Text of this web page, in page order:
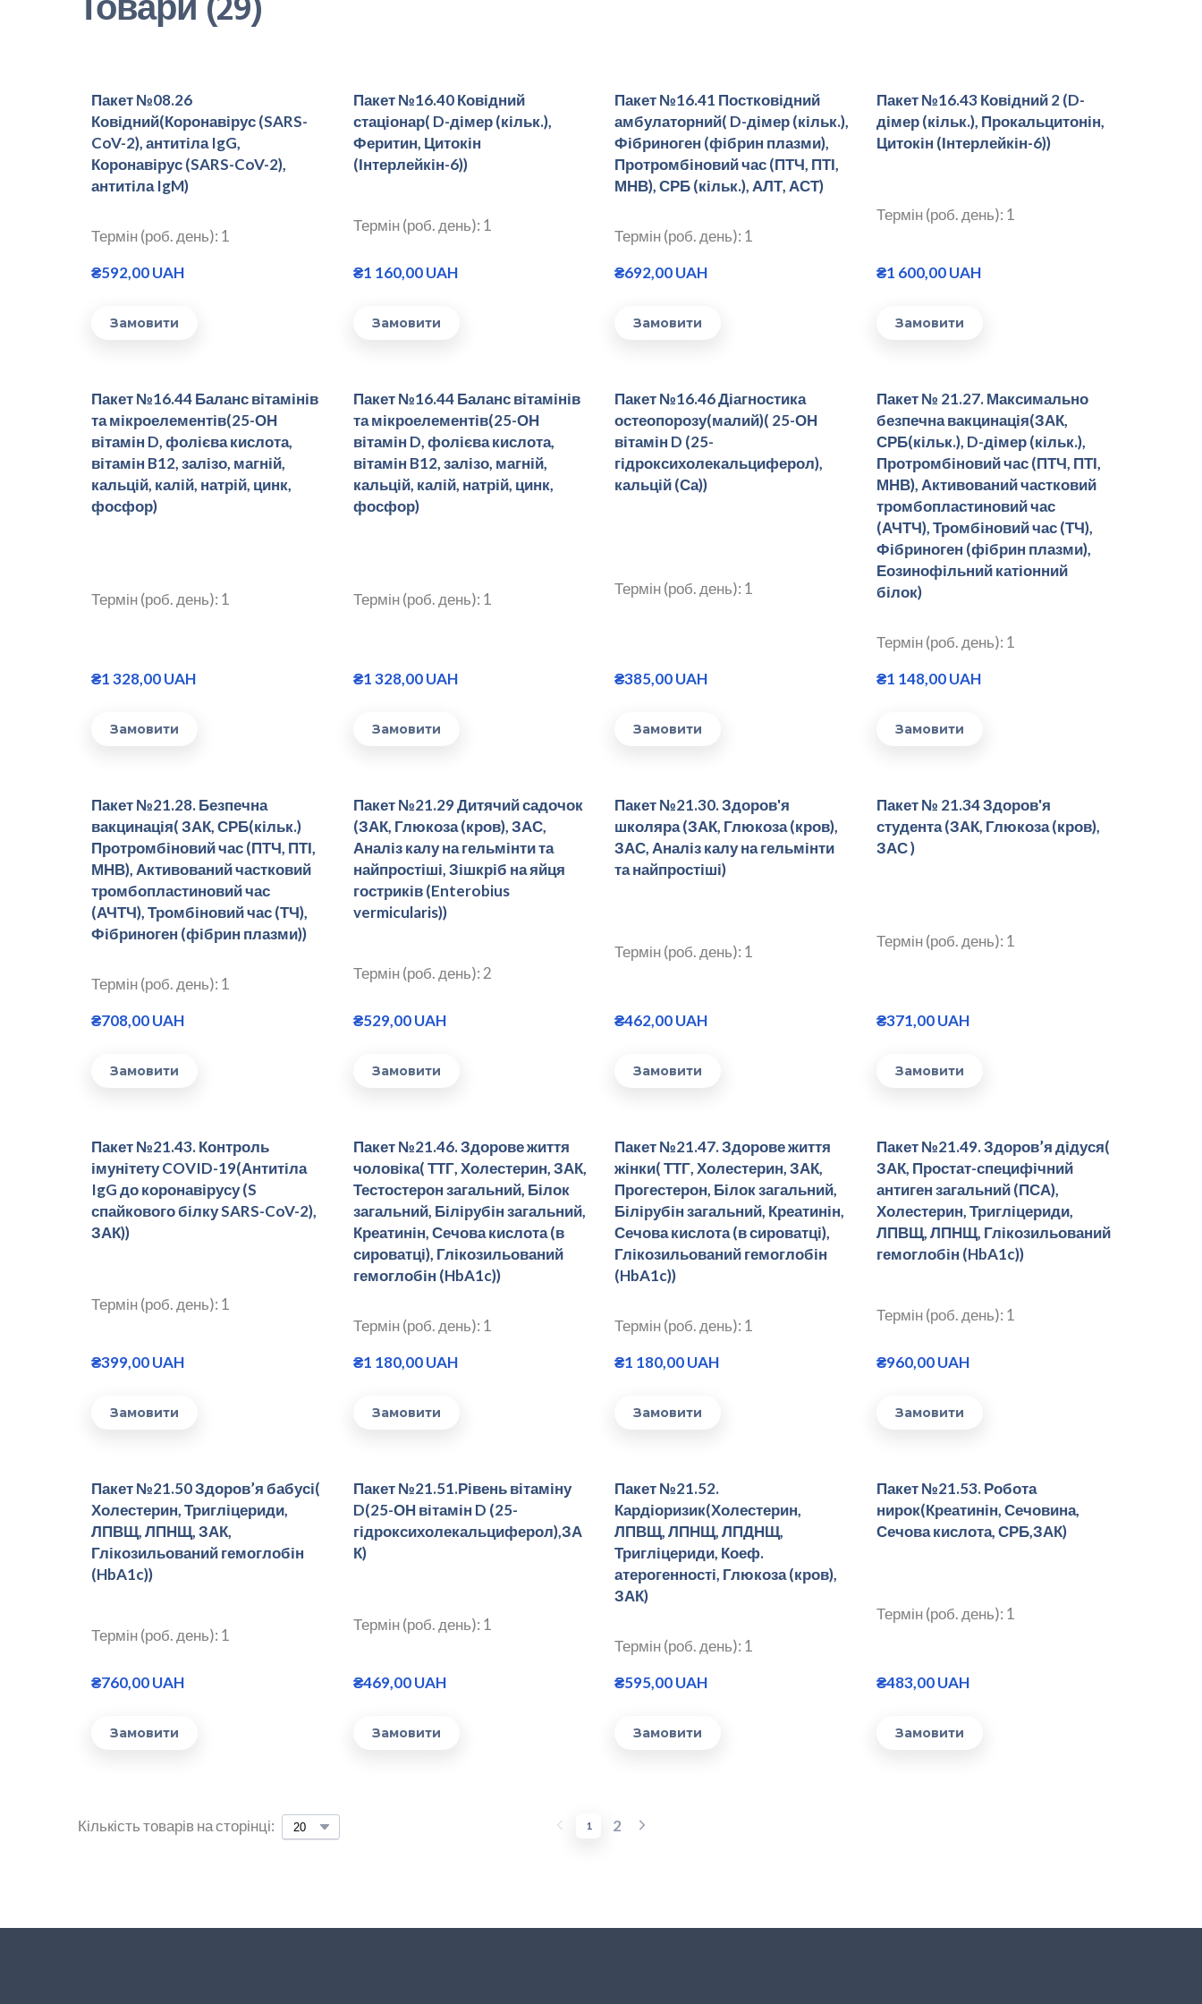
Пакет №08.26
Ковідний(Коронавірус (SARS-
CoV-2), антитіла IgG,
Коронавірус (SARS-CoV-2),
антитіла IgM)
Термін (роб. день): 1
₴592,00 UAH
Замовити
Пакет №16.40 Ковідний
стаціонар( D-дімер (кільк.),
Феритин, Цитокін
(Інтерлейкін-6))
Термін (роб. день): 1
₴1 160,00 UAH
Замовити
Пакет №16.41 Постковідний
амбулаторний( D-дімер (кільк.),
Фібриноген (фібрин плазми),
Протромбіновий час (ПТЧ, ПТІ,
МНВ), СРБ (кільк.), АЛТ, АСТ)
Термін (роб. день): 1
₴692,00 UAH
Замовити
Пакет №16.43 Ковідний 2 (D-
дімер (кільк.), Прокальцитонін,
Цитокін (Інтерлейкін-6))
Термін (роб. день): 1
₴1 600,00 UAH
Замовити
Пакет №16.44 Баланс вітамінів
та мікроелементів(25-ОН
вітамін D, фолієва кислота,
вітамін B12, залізо, магній,
кальцій, калій, натрій, цинк,
фосфор)
Термін (роб. день): 1
₴1 328,00 UAH
Замовити
Пакет №16.44 Баланс вітамінів
та мікроелементів(25-ОН
вітамін D, фолієва кислота,
вітамін B12, залізо, магній,
кальцій, калій, натрій, цинк,
фосфор)
Термін (роб. день): 1
₴1 328,00 UAH
Замовити
Пакет №16.46 Діагностика
остеопорозу(малий)( 25-ОН
вітамін D (25-
гідроксихолекальциферол),
кальцій (Са))
Термін (роб. день): 1
₴385,00 UAH
Замовити
Пакет № 21.27. Максимально
безпечна вакцинація(ЗАК,
СРБ(кільк.), D-дімер (кільк.),
Протромбіновий час (ПТЧ, ПТІ,
МНВ), Активований частковий
тромбопластиновий час
(АЧТЧ), Тромбіновий час (ТЧ),
Фібриноген (фібрин плазми),
Еозинофільний катіонний
білок)
Термін (роб. день): 1
₴1 148,00 UAH
Замовити
Пакет №21.28. Безпечна
вакцинація( ЗАК, СРБ(кільк.)
Протромбіновий час (ПТЧ, ПТІ,
МНВ), Активований частковий
тромбопластиновий час
(АЧТЧ), Тромбіновий час (ТЧ),
Фібриноген (фібрин плазми))
Термін (роб. день): 1
₴708,00 UAH
Замовити
Пакет №21.29 Дитячий садочок
(ЗАК, Глюкоза (кров), ЗАС,
Аналіз калу на гельмінти та
найпростіші, Зішкріб на яйця
гостриків (Enterobius
vermicularis))
Термін (роб. день): 2
₴529,00 UAH
Замовити
Пакет №21.30. Здоров'я
школяра (ЗАК, Глюкоза (кров),
ЗАС, Аналіз калу на гельмінти
та найпростіші)
Термін (роб. день): 1
₴462,00 UAH
Замовити
Пакет № 21.34 Здоров'я
студента (ЗАК, Глюкоза (кров),
ЗАС )
Термін (роб. день): 1
₴371,00 UAH
Замовити
Пакет №21.43. Контроль
імунітету COVID-19(Антитіла
IgG до коронавірусу (S
спайкового білку SARS-CoV-2),
ЗАК))
Термін (роб. день): 1
₴399,00 UAH
Замовити
Пакет №21.46. Здорове життя
чоловіка( ТТГ, Холестерин, ЗАК,
Тестостерон загальний, Білок
загальний, Білірубін загальний,
Креатинін, Сечова кислота (в
сироватці), Глікозильований
гемоглобін (HbA1c))
Термін (роб. день): 1
₴1 180,00 UAH
Замовити
Пакет №21.47. Здорове життя
жінки( ТТГ, Холестерин, ЗАК,
Прогестерон, Білок загальний,
Білірубін загальний, Креатинін,
Сечова кислота (в сироватці),
Глікозильований гемоглобін
(HbA1c))
Термін (роб. день): 1
₴1 180,00 UAH
Замовити
Пакет №21.49. Здоров’я дідуся(
ЗАК, Простат-специфічний
антиген загальний (ПСА),
Холестерин, Тригліцериди,
ЛПВЩ, ЛПНЩ, Глікозильований
гемоглобін (HbA1c))
Термін (роб. день): 1
₴960,00 UAH
Замовити
Пакет №21.50 Здоров’я бабусі(
Холестерин, Тригліцериди,
ЛПВЩ, ЛПНЩ, ЗАК,
Глікозильований гемоглобін
(HbA1c))
Термін (роб. день): 1
₴760,00 UAH
Замовити
Пакет №21.51.Рівень вітаміну
D(25-ОН вітамін D (25-
гідроксихолекальциферол),ЗА
К)
Термін (роб. день): 1
₴469,00 UAH
Замовити
Пакет №21.52.
Кардіоризик(Холестерин,
ЛПВЩ, ЛПНЩ, ЛПДНЩ,
Тригліцериди, Коеф.
атерогенності, Глюкоза (кров),
ЗАК)
Термін (роб. день): 1
₴595,00 UAH
Замовити
Пакет №21.53. Робота
нирок(Креатинін, Сечовина,
Сечова кислота, СРБ,ЗАК)
Термін (роб. день): 1
₴483,00 UAH
Замовити
Кількість товарів на сторінці: 1 2